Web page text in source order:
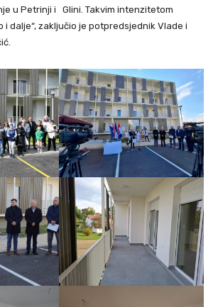
u Petrinji i Glini. Takvim intenzitetom
i dalje“, zaključio je potpredsjednik Vlade i